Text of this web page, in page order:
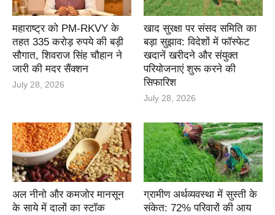
महाराष्ट्र को PM-RKVY के
तहत 335 करोड़ रुपये की बड़ी
सौगात, शिवराज सिंह चौहान ने
जारी की मदर सैंक्शन
July 28, 2026
खाद सुरक्षा पर संसद समिति का
बड़ा सुझाव: विदेशों में फॉस्फेट
खदानें खरीदने और संयुक्त
परियोजनाएं शुरू करने की
सिफारिश
July 28, 2026
अल नीनो और कमजोर मानसून
के साये में दालों का स्टॉक
ग्रामीण अर्थव्यवस्था में सुस्ती के
संकेत: 72% परिवारों की आय